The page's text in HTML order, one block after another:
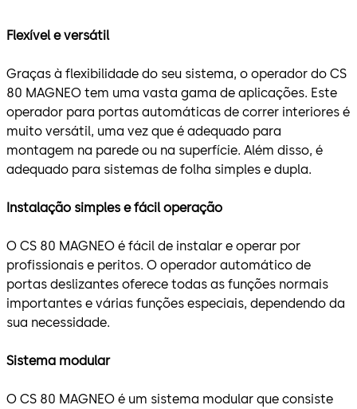
Flexível e versátil
Graças à flexibilidade do seu sistema, o operador do CS
80 MAGNEO tem uma vasta gama de aplicações. Este
operador para portas automáticas de correr interiores é
muito versátil, uma vez que é adequado para
montagem na parede ou na superfície. Além disso, é
adequado para sistemas de folha simples e dupla.
Instalação simples e fácil operação
O CS 80 MAGNEO é fácil de instalar e operar por
profissionais e peritos. O operador automático de
portas deslizantes oferece todas as funções normais
importantes e várias funções especiais, dependendo da
sua necessidade.
Sistema modular
O CS 80 MAGNEO é um sistema modular que consiste